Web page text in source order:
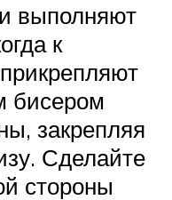
выполняют
к
бисером
закрепляя
Сделайте
стороны